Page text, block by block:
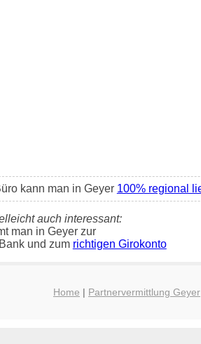
kann man in Geyer 100% regional
auch interessant:
man in Geyer zur
und zum richtigen Girokonto
Home | Partnervermittlung Geyer